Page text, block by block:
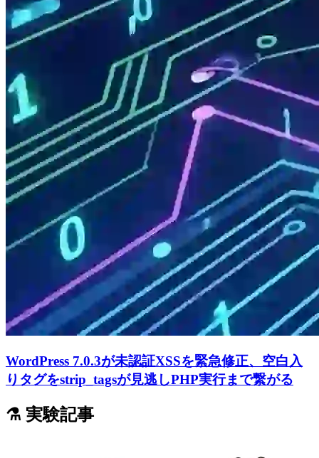
WordPress 7.0.3が未認証XSSを緊急修正、空白入
りタグをstrip_tagsが見逃しPHP実行まで繋がる
⚗️ 実験記事